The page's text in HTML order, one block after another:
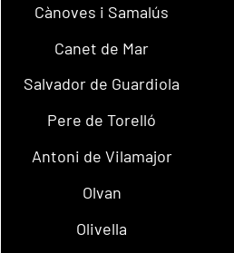
Cànoves i Samalús
Canet de Mar
Salvador de Guardiola
Pere de Torelló
Antoni de Vilamajor
Olvan
Olivella